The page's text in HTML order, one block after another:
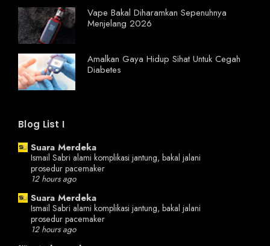
Vape Bakal Diharamkan Sepenuhnya
Menjelang 2026
Amalkan Gaya Hidup Sihat Untuk Cegah
Diabetes
Blog List I
Suara Merdeka
Ismail Sabri alami komplikasi jantung, bakal jalani
prosedur pacemaker
12 hours ago
Suara Merdeka
Ismail Sabri alami komplikasi jantung, bakal jalani
prosedur pacemaker
12 hours ago